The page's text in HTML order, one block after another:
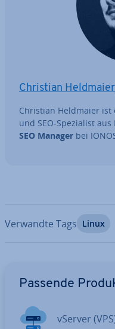
Christian Heldmaier
Christian Heldmaier
und SEO-Spe­zia­list
SEO Manager bei
Verwandte Tags Linux
Passende
vServer